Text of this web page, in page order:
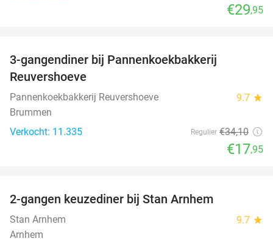
€29,95
3-gangendiner bij Pannenkoekbakkerij
Reuvershoeve
Pannenkoekbakkerij Reuvershoeve 9.7 star
Brummen
Verkocht: 11.335
Regulier €34,10
€17,95
2-gangen keuzediner bij Stan Arnhem
Stan Arnhem 9.7 star
Arnhem